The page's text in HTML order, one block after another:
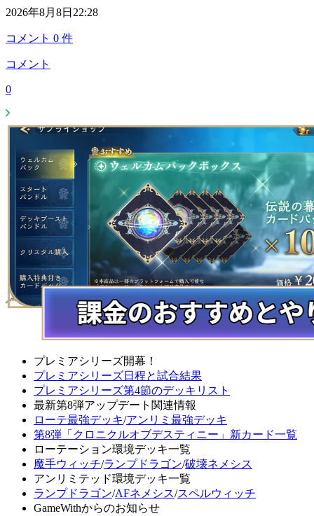
2026年8月8日22:28
コメント 0 件
コメント
0
プレミアシリーズ開幕！
プレミアシリーズ日程と試合結果
プレミアシリーズ第4節のデッキリスト
最新第8弾アップデート関連情報
ローテ最強デッキ/アンリミ最強デッキ
第8弾「クロニクルオブデスティニー」新カード一覧
ローテーション環境デッキ一覧
魔手ウィッチ/ランプドラゴン/破壊ネメシス
アンリミテッド環境デッキ一覧
ランプドラゴン/AFネメシス/スペルウィッチ
GameWithからのお知らせ